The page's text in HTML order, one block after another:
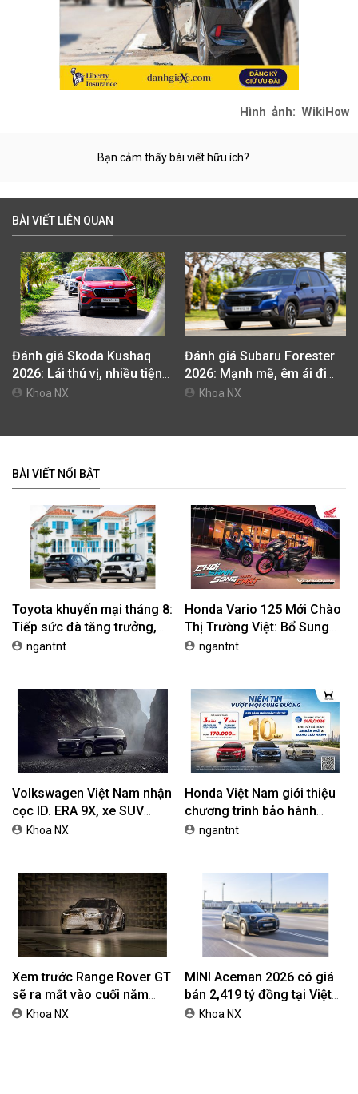
Hình ảnh: WikiHow
Bạn cảm thấy bài viết hữu ích?
BÀI VIẾT LIÊN QUAN
Đánh giá Skoda Kushaq
2026: Lái thú vị, nhiều tiện
nghi, giá cạnh tranh
Khoa NX
Đánh giá Subaru Forester
2026: Mạnh mẽ, êm ái đi
cùng hệ thống ADAS hoàn
Khoa NX
BÀI VIẾT NỔI BẬT
Toyota khuyến mại tháng 8:
Tiếp sức đà tăng trưởng,
tối ưu chi phí mua xe
ngantnt
Honda Vario 125 Mới Chào
Thị Trường Việt: Bổ Sung
Phiên Bản Street, Giá Từ
ngantnt
Volkswagen Việt Nam nhận
cọc ID. ERA 9X, xe SUV
EREV dự kiến giá dưới 3 tỷ
Khoa NX
Honda Việt Nam giới thiệu
chương trình bảo hành
chính hãng lên tới 10 năm
ngantnt
Xem trước Range Rover GT
sẽ ra mắt vào cuối năm
2026Khoa NX
MINI Aceman 2026 có giá
bán 2,419 tỷ đồng tại Việt
NamKhoa NX